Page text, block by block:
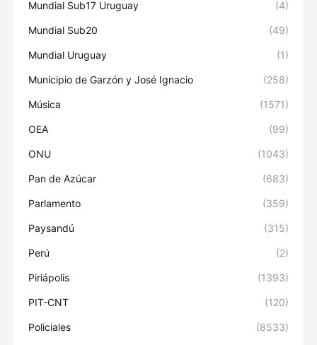
Mundial Sub17 Uruguay (4)
Mundial Sub20 (49)
Mundial Uruguay (1)
Municipio de Garzón y José Ignacio (258)
Música (1571)
OEA (99)
ONU (1043)
Pan de Azúcar (683)
Parlamento (359)
Paysandú (315)
Perú (2)
Piriápolis (1393)
PIT-CNT (120)
Policiales (8533)